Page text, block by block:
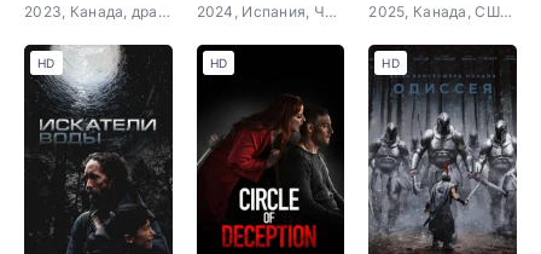
2023, Канада, драма, мелодрама
2024, Испания, Чили, драма
2025, Канада, США, боевик, триллер, криминал, комедия, драма
HD HD HD